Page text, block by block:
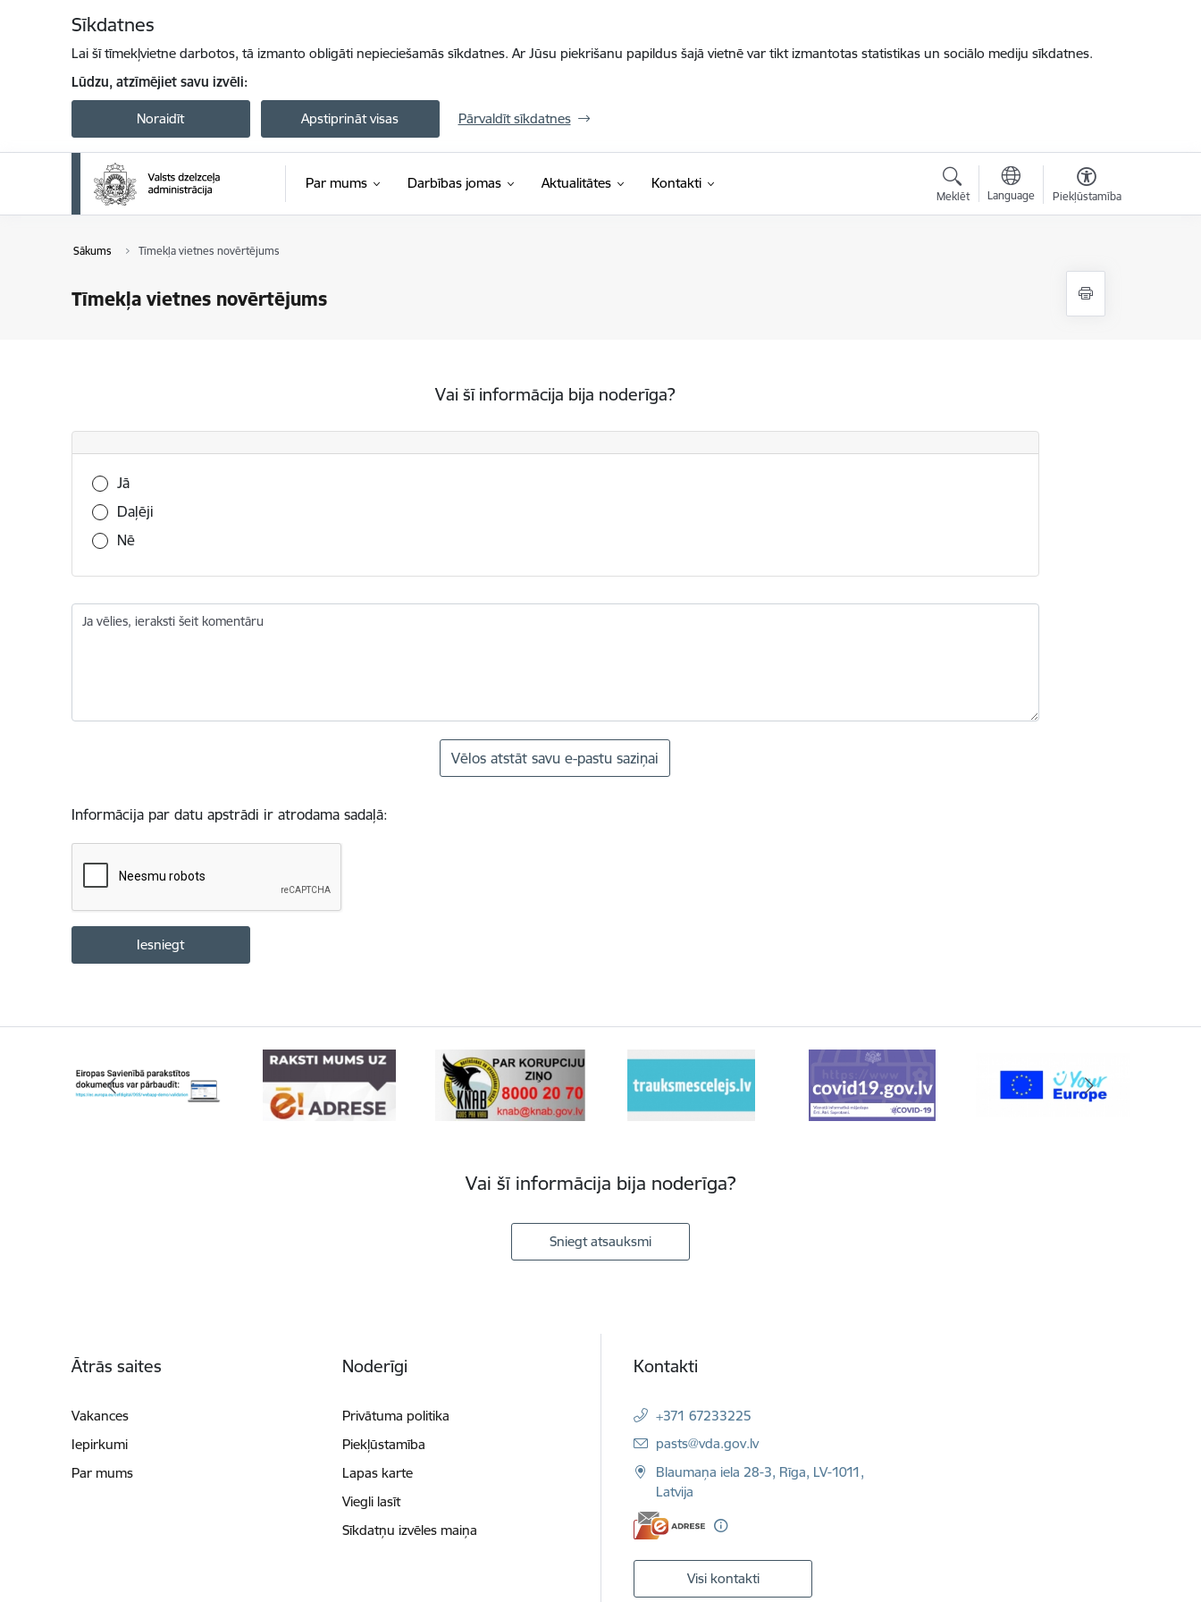
Sīkdatnes
Lai šī tīmekļvietne darbotos, tā izmanto obligāti nepieciešamās sīkdatnes. Ar Jūsu piekrišanu papildus šajā vietnē var tikt izmantotas statistikas un sociālo mediju sīkdatnes.
Lūdzu, atzīmējiet savu izvēli:
Noraidīt Apstiprināt visas Pārvaldīt sīkdatnes
Par mums Darbības jomas Aktualitātes Kontakti
Meklēt Language Piekļūstamība
Sākums Tīmekļa vietnes novērtējums
Tīmekļa vietnes novērtējums
Vai šī informācija bija noderīga?
Vai šī informācija bija noderīga?
Jā
Daļēji
Nē
Ja vēlies, ieraksti šeit komentāru
Vēlos atstāt savu e-pastu saziņai
Informācija par datu apstrādi ir atrodama sadaļā:
Vai šī informācija bija noderīga?
Sniegt atsauksmi
Ātrās saites
Vakances
Iepirkumi
Par mums
Noderīgi
Privātuma politika
Piekļūstamība
Lapas karte
Viegli lasīt
Sīkdatņu izvēles maiņa
Kontakti
+371 67233225
E-pasts:
pasts@vda.gov.lv
Blaumaņa iela 28-3, Rīga, LV-1011,
Latvija
Visi kontakti